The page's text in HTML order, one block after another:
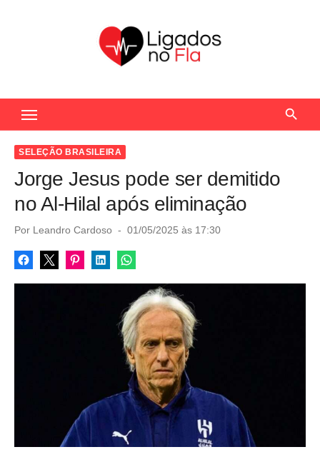
c
SELEÇÃO BRASILEIRA
Jorge Jesus pode ser demitido
no Al-Hilal após eliminação
Por Leandro Cardoso
P
s
t
o
n
01/05/2025 às 17:30